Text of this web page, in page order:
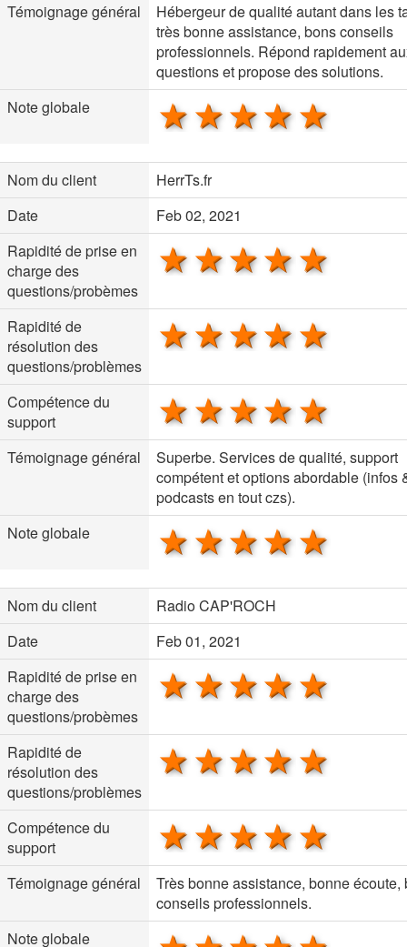
Témoignage général
Hébergeur de qualité autant dans les
très bonne assistance, bons conseils
professionnels. Répond rapidement
questions et propose des solutions.
Note globale
4 stars
3 stars
2 stars
1 star
Nom du client
HerrTs.fr
Date
Feb 02, 2021
Rapidité de prise en
charge des
questions/probèmes
4 stars
3 stars
2 stars
1 star
Rapidité de
résolution des
questions/problèmes
4 stars
3 stars
2 stars
1 star
Compétence du
support
4 stars
3 stars
2 stars
1 star
Témoignage général
Superbe. Services de qualité, support
compétent et options abordable (infos
podcasts en tout czs).
Note globale
4 stars
3 stars
2 stars
1 star
Nom du client
Radio CAP'ROCH
Date
Feb 01, 2021
Rapidité de prise en
charge des
questions/probèmes
4 stars
3 stars
2 stars
1 star
Rapidité de
résolution des
questions/problèmes
4 stars
3 stars
2 stars
1 star
Compétence du
support
4 stars
3 stars
2 stars
1 star
Témoignage général
Très bonne assistance, bonne écoute,
conseils professionnels.
Note globale